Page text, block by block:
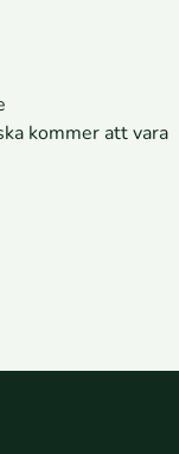
kommer att vara